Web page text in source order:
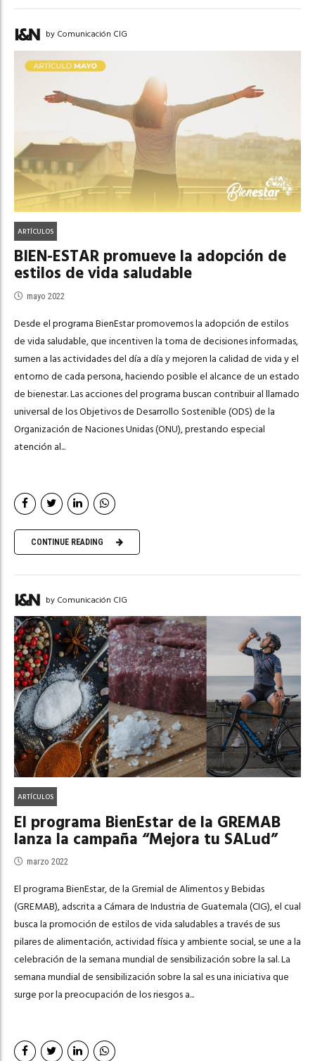
by Comunicación CIG
ARTÍCULOS
BIEN-ESTAR promueve la adopción de
estilos de vida saludable
mayo 2022
Desde el programa BienEstar promovemos la adopción de estilos
de vida saludable, que incentiven la toma de decisiones informadas,
sumen a las actividades del día a día y mejoren la calidad de vida y el
entorno de cada persona, haciendo posible el alcance de un estado
de bienestar. Las acciones del programa buscan contribuir al llamado
universal de los Objetivos de Desarrollo Sostenible (ODS) de la
Organización de Naciones Unidas (ONU), prestando especial
atención al...
CONTINUE READING
by Comunicación CIG
ARTÍCULOS
El programa BienEstar de la GREMAB
lanza la campaña “Mejora tu SALud”
marzo 2022
El programa BienEstar, de la Gremial de Alimentos y Bebidas
(GREMAB), adscrita a Cámara de Industria de Guatemala (CIG), el cual
busca la promoción de estilos de vida saludables a través de sus
pilares de alimentación, actividad física y ambiente social, se une a la
celebración de la semana mundial de sensibilización sobre la sal. La
semana mundial de sensibilización sobre la sal es una iniciativa que
surge por la preocupación de los riesgos a...